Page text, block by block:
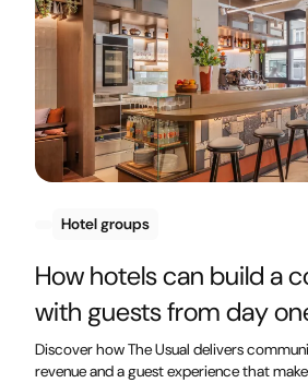
Hotel groups
How hotels can build a
with guests from day
Discover how The Usual delivers
revenue and a guest experience that